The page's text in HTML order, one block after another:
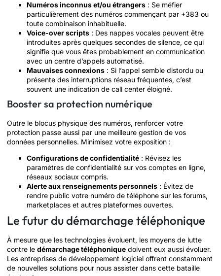
Numéros inconnus et/ou étrangers : Se méfier
particulièrement des numéros commençant par +383 ou
toute combinaison inhabituelle.
Voice-over scripts : Des nappes vocales peuvent être
introduites après quelques secondes de silence, ce qui
signifie que vous êtes probablement en communication
avec un centre d’appels automatisé.
Mauvaises connexions : Si l’appel semble distordu ou
présente des interruptions réseau fréquentes, c’est
souvent une indication de call center éloigné.
Booster sa protection numérique
Outre le blocus physique des numéros, renforcer votre
protection passe aussi par une meilleure gestion de vos
données personnelles. Minimisez votre exposition :
Configurations de confidentialité : Révisez les
paramètres de confidentialité sur vos comptes en ligne,
réseaux sociaux compris.
Alerte aux renseignements personnels : Évitez de
rendre public votre numéro de téléphone sur les forums,
marketplaces et autres plateformes ouvertes.
Le futur du démarchage téléphonique
À mesure que les technologies évoluent, les moyens de lutte
contre le démarchage téléphonique doivent eux aussi évoluer.
Les entreprises de développement logiciel offrent constamment
de nouvelles solutions pour nous assister dans cette bataille